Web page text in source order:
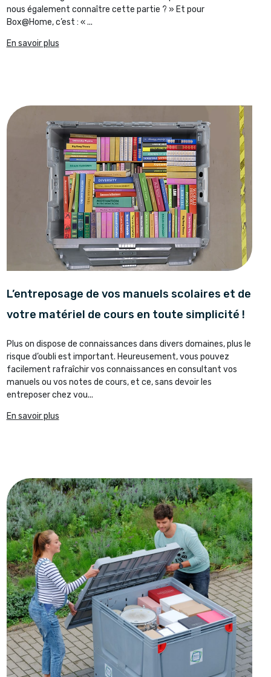
nous également connaître cette partie ? » Et pour
Box@Home, c’est : « ...
En savoir plus
L’entreposage de vos manuels scolaires et de
votre matériel de cours en toute simplicité !
Plus on dispose de connaissances dans divers domaines, plus le
risque d’oubli est important. Heureusement, vous pouvez
facilement rafraîchir vos connaissances en consultant vos
manuels ou vos notes de cours, et ce, sans devoir les
entreposer chez vou...
En savoir plus